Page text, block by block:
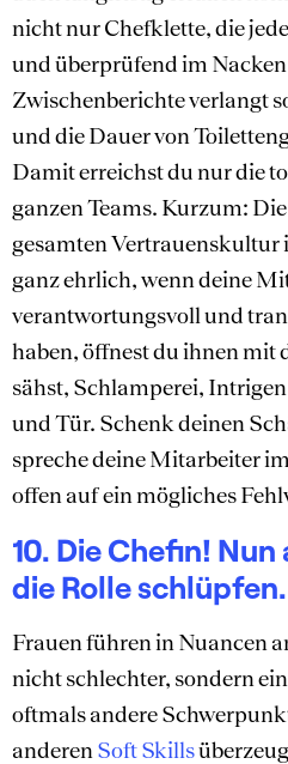
nicht nur Chefklette, die
und überprüfend im
Zwischenberichte verlangt
und die Dauer von
Damit erreichst du nur die
ganzen Teams. Kurzum:
gesamten Vertrauenskultur
ganz ehrlich, wenn deine
verantwortungsvoll und
haben, öffnest du ihnen mit
sähst, Schlamperei,
und Tür. Schenk deinen
spreche deine Mitarbeiter
offen auf ein mögliches
10. Die Chefin!
die Rolle schlüpfen.
Frauen führen in Nuancen
nicht schlechter, sondern
oftmals andere
anderen Soft Skills